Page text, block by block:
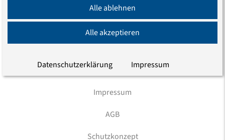
Wir sind auch hier
Impressum
AGB
Schutzkonzept
Alle ablehnen
Alle akzeptieren
Datenschutzerklärung Impressum